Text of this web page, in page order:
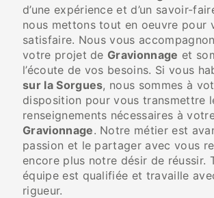
d’une expérience et d’un savoir-
nous mettons tout en oeuvre pour
satisfaire. Nous vous
votre projet de Gravionnage et
l’écoute de vos besoins. Si vous
sur la Sorgues, nous sommes à
disposition pour vous transmettre
renseignements nécessaires à
Gravionnage. Notre métier est
passion et le partager avec vous
encore plus notre désir de réussir.
équipe est qualifiée et travaille
rigueur.